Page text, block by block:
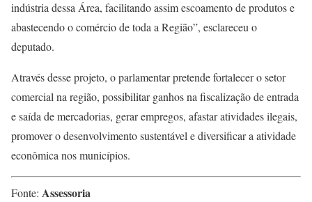
indústria dessa Área, facilitando assim escoamento de produtos e
abastecendo o comércio de toda a Região”, esclareceu o
deputado.
Através desse projeto, o parlamentar pretende fortalecer o setor
comercial na região, possibilitar ganhos na fiscalização de entrada
e saída de mercadorias, gerar empregos, afastar atividades ilegais,
promover o desenvolvimento sustentável e diversificar a atividade
econômica nos municípios.
Fonte: Assessoria